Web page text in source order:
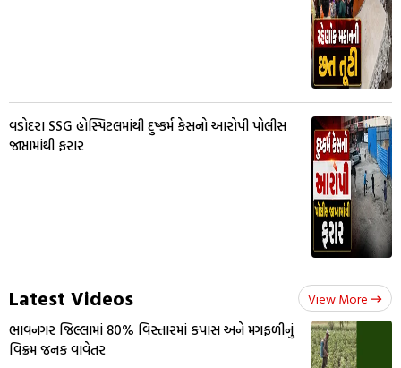
વડોદરા SSG હોસ્પિટલમાંથી દુષ્કર્મ કેસનો આરોપી પોલીસ
જાપ્તામાંથી ફરાર
Latest Videos View More
ભાવનગર જિલ્લામાં 80% વિસ્તારમાં કપાસ અને મગફળીનું
વિક્રમ જનક વાવેતર